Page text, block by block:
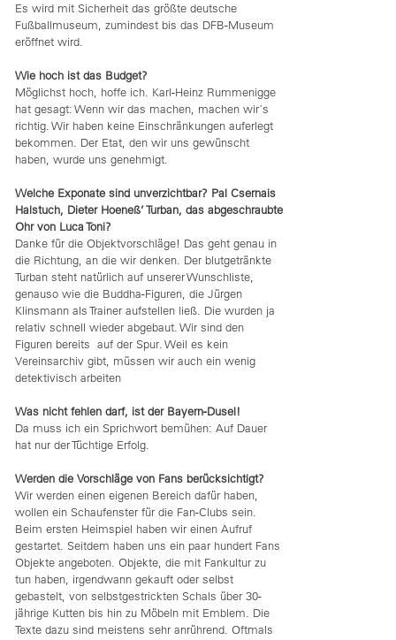
Es wird mit Sicherheit das größte deutsche
Fußballmuseum, zumindest bis das DFB-Museum
eröffnet wird.
Wie hoch ist das Budget?
Möglichst hoch, hoffe ich. Karl-Heinz Rummenigge
hat gesagt: Wenn wir das machen, machen wir´s
richtig. Wir haben keine Einschränkungen auferlegt
bekommen. Der Etat, den wir uns gewünscht
haben, wurde uns genehmigt.
Welche Exponate sind unverzichtbar? Pal Csernais
Halstuch, Dieter Hoeneß’ Turban, das abgeschraubte
Ohr von Luca Toni?
Danke für die Objektvorschläge! Das geht genau in
die Richtung, an die wir denken. Der blutgetränkte
Turban steht natürlich auf unserer Wunschliste,
genauso wie die Buddha-Figuren, die Jürgen
Klinsmann als Trainer aufstellen ließ. Die wurden ja
relativ schnell wieder abgebaut. Wir sind den
Figuren bereits auf der Spur. Weil es kein
Vereinsarchiv gibt, müssen wir auch ein wenig
detektivisch arbeiten
Was nicht fehlen darf, ist der Bayern-Dusel!
Da muss ich ein Sprichwort bemühen: Auf Dauer
hat nur der Tüchtige Erfolg.
Werden die Vorschläge von Fans berücksichtigt?
Wir werden einen eigenen Bereich dafür haben,
wollen ein Schaufenster für die Fan-Clubs sein.
Beim ersten Heimspiel haben wir einen Aufruf
gestartet. Seitdem haben uns ein paar hundert Fans
Objekte angeboten. Objekte, die mit Fankultur zu
tun haben, irgendwann gekauft oder selbst
gebastelt, von selbstgestrickten Schals über 30-
jährige Kutten bis hin zu Möbeln mit Emblem. Die
Texte dazu sind meistens sehr anrührend. Oftmals